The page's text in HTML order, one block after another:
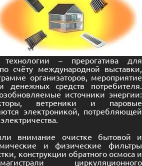
технологии – прерогатива для
счёту международной выставки,
организаторов, мероприятие
денежных средств потребителя.
источники энергии:
ветреники и паровые
электроникой, потребляющей
внимание очистке бытовой и
и физические фильтры
конструкции обратного осмоса и
циркуляционного